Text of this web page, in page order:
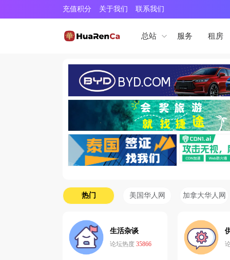
充值积分 关于我们 联系我们
总站 服务 租房
热门 美国华人网 加拿大华人网
生活杂谈
论坛热度 35866